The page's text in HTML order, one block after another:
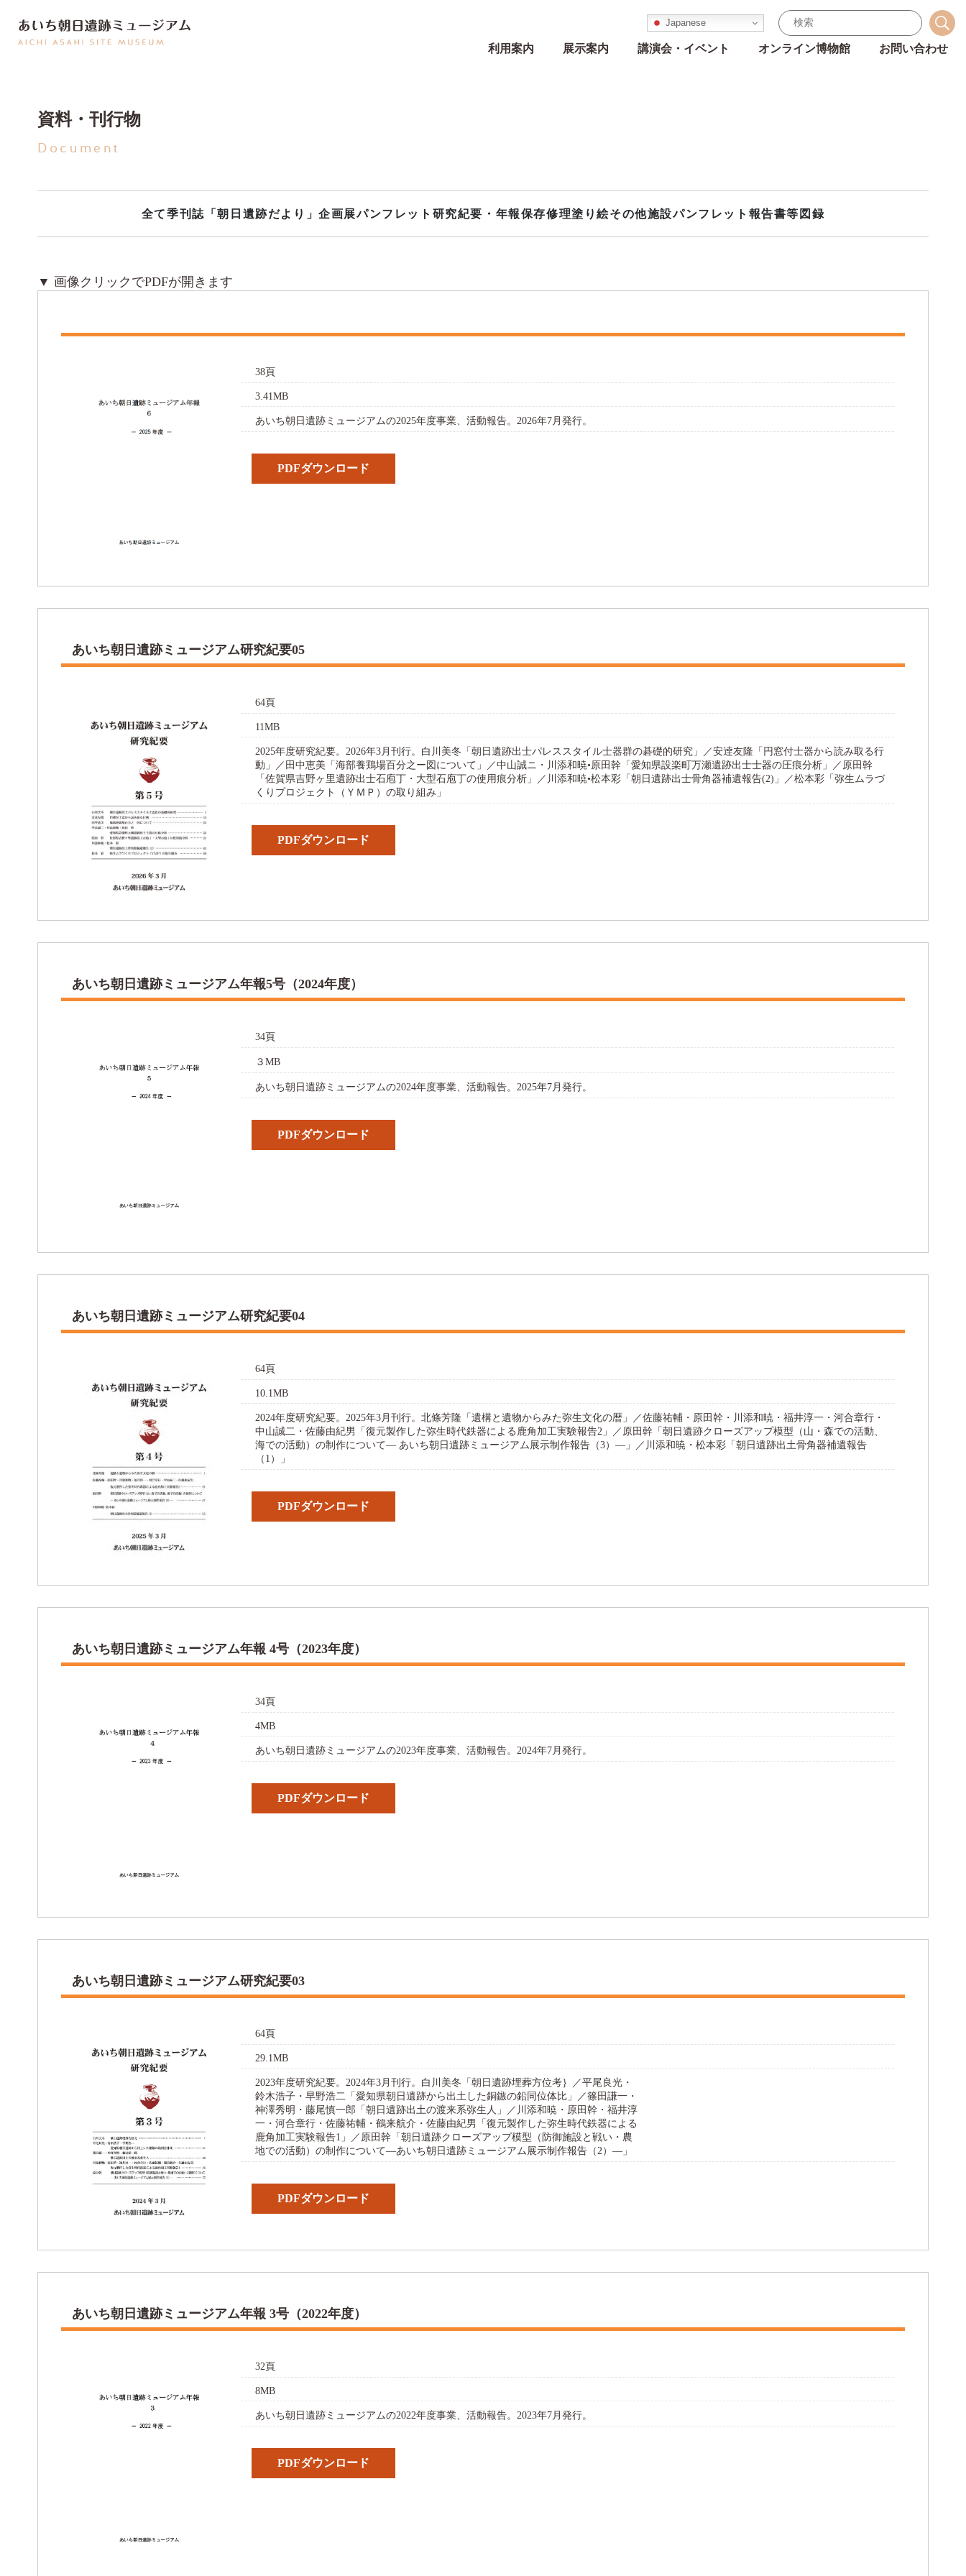
Japanese
利用案内 展示案内 講演会・イベント オンライン博物館 お問い合わせ
資料・刊行物
Document
全て季刊誌「朝日遺跡だより」企画展パンフレット 研究紀要・年報保存修理塗り絵その他施設パンフレット 報告書等 図録
▼ 画像クリックでPDFが開きます
38頁
3.41MB
あいち朝日遺跡ミュージアムの2025年度事業、活動報告。2026年7月発行。
PDFダウンロード
あいち朝日遺跡ミュージアム研究紀要05
64頁
11MB
2025年度研究紀要。2026年3月刊行。白川美冬「朝日遺跡出士パレススタイル士器群の碁礎的研究」／安逹友隆「円窓付士器から読み取る行
動」／田中恵美「海部養鶏場百分之ー図について」／中山誠ニ・川添和暁•原田幹「愛知県設楽町万瀬遺跡出士士器の圧痕分析」／原田幹
「佐賀県吉野ヶ里遺跡出士石庖丁・大型石庖丁の使用痕分析」／川添和暁•松本彩「朝日遺跡出士骨角器補遺報告(2)」／松本彩「弥生ムラづ
くりプロジェクト（ＹＭＰ）の取り組み」
PDFダウンロード
あいち朝日遺跡ミュージアム年報5号（2024年度）
34頁
３MB
あいち朝日遺跡ミュージアムの2024年度事業、活動報告。2025年7月発行。
PDFダウンロード
あいち朝日遺跡ミュージアム研究紀要04
64頁
10.1MB
2024年度研究紀要。2025年3月刊行。北條芳隆「遺構と遺物からみた弥生文化の暦」／佐藤祐輔・原田幹・川添和暁・福井淳一・河合章行・
中山誠二・佐藤由紀男「復元製作した弥生時代鉄器による鹿角加工実験報告2」／原田幹「朝日遺跡クローズアップ模型（山・森での活動、
海での活動）の制作について― あいち朝日遺跡ミュージアム展示制作報告（3）―」／川添和暁・松本彩「朝日遺跡出土骨角器補遺報告
（1）」
PDFダウンロード
あいち朝日遺跡ミュージアム年報 4号（2023年度）
34頁
4MB
あいち朝日遺跡ミュージアムの2023年度事業、活動報告。2024年7月発行。
PDFダウンロード
あいち朝日遺跡ミュージアム研究紀要03
64頁
29.1MB
2023年度研究紀要。2024年3月刊行。白川美冬「朝日遺跡埋葬方位考｝／平尾良光・
鈴木浩子・早野浩二「愛知県朝日遺跡から出土した銅鏃の鉛同位体比」／篠田謙一・
神澤秀明・藤尾慎一郎「朝日遺跡出土の渡来系弥生人」／川添和暁・原田幹・福井淳
一・河合章行・佐藤祐輔・鶴来航介・佐藤由紀男「復元製作した弥生時代鉄器による
鹿角加工実験報告1」／原田幹「朝日遺跡クローズアップ模型（防御施設と戦い・農
地での活動）の制作について―あいち朝日遺跡ミュージアム展示制作報告（2）―」
PDFダウンロード
あいち朝日遺跡ミュージアム年報 3号（2022年度）
32頁
8MB
あいち朝日遺跡ミュージアムの2022年度事業、活動報告。2023年7月発行。
PDFダウンロード